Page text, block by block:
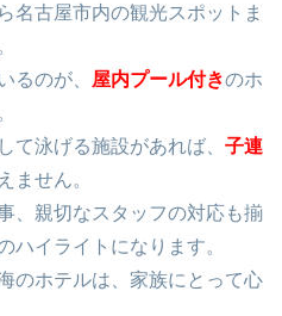
名古屋市内の観光スポットま
るのが、 屋内プール付きのホ
て泳げる施設があれば、 子連
ません。
、親切なスタッフの対応も揃
ハイライトになります。
のホテルは、家族にとって心